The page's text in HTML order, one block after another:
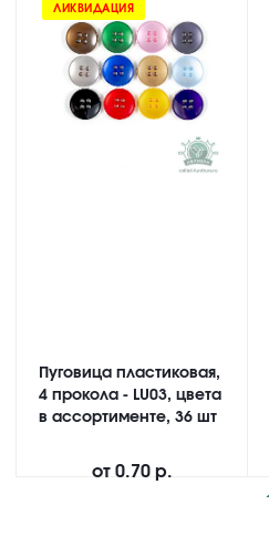
ЛИКВИДАЦИЯ
Пуговица пластиковая,
4 прокола - LU03, цвета
в ассортименте, 36 шт
от 0.70 р.